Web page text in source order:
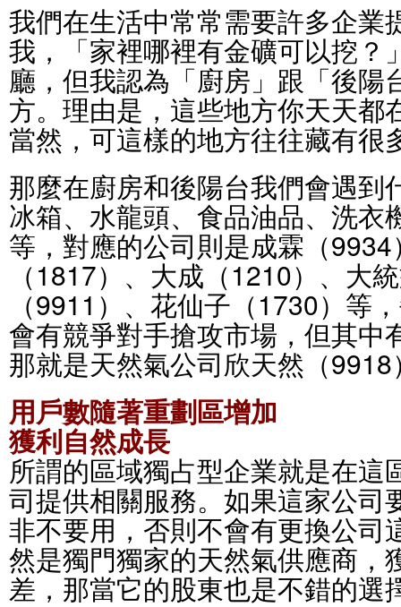
我們在生活中常常需要許多企業
我，「家裡哪裡有金礦可以挖？
廳，但我認為「廚房」跟「後陽
方。理由是，這些地方你天天都
當然，可這樣的地方往往藏有很
那麼在廚房和後陽台我們會遇到
冰箱、水龍頭、食品油品、洗衣
等，對應的公司則是成霖（
（1817）、大成（1210）、大
（9911）、花仙子（1730）等
會有競爭對手搶攻市場，但其中
那就是天然氣公司欣天然（9918
用戶數隨著重劃區增加
獲利自然成長
所謂的區域獨占型企業就是在這
司提供相關服務。如果這家公司
非不要用，否則不會有更換公司
然是獨門獨家的天然氣供應商，
差，那當它的股東也是不錯的選